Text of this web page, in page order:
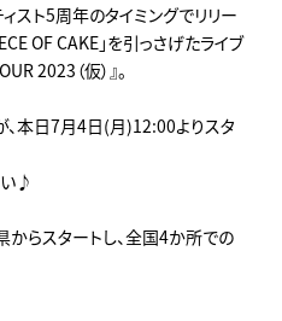
スト5周年のタイミングでリリー
OF CAKE」を引っさげたライブ
2023（仮）』。
本日7月4日(月)12:00よりスタ
♪
らスタートし、全国4か所での